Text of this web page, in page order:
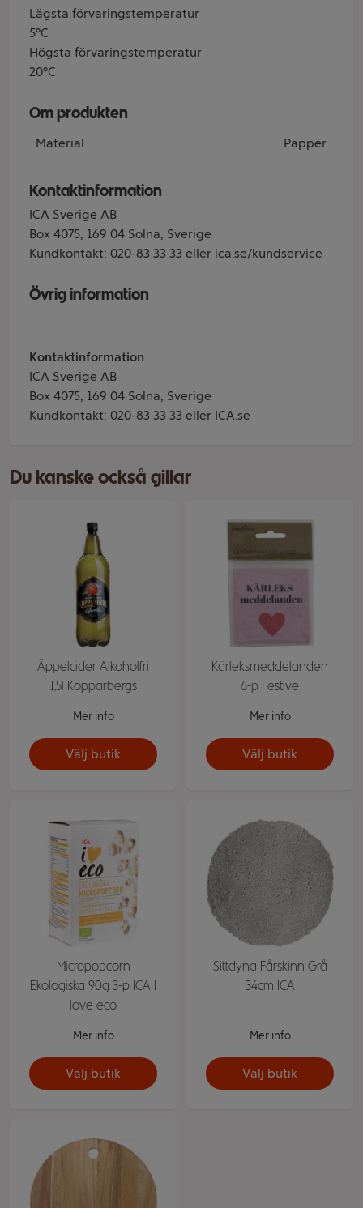
Lägsta förvaringstemperatur
5°C
Högsta förvaringstemperatur
20°C
Om produkten
Material Papper
Kontaktinformation
ICA Sverige AB
Box 4075, 169 04 Solna, Sverige
Kundkontakt: 020-83 33 33 eller ica.se/kundservice
Övrig information
Kontaktinformation
ICA Sverige AB
Box 4075, 169 04 Solna, Sverige
Kundkontakt: 020-83 33 33 eller ICA.se
Du kanske också gillar
Äppelcider Alkoholfri
1,5l Kopparbergs
Mer info
Välj butik
Kärleksmeddelanden
6-p Festive
Mer info
Välj butik
Micropopcorn
Ekologiska 90g 3-p ICA I
love eco
Mer info
Välj butik
Sittdyna Fårskinn Grå
34cm ICA
Mer info
Välj butik